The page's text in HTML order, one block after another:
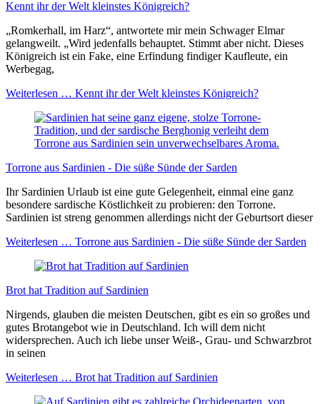
Kennt ihr der Welt kleinstes Königreich?
„Romkerhall, im Harz“, antwortete mir mein Schwager Elmar
gelangweilt. „Wird jedenfalls behauptet. Stimmt aber nicht. Dieses
Königreich ist ein Fake, eine Erfindung findiger Kaufleute, ein
Werbegag,
Weiterlesen … Kennt ihr der Welt kleinstes Königreich?
Torrone aus Sardinien - Die süße Sünde der Sarden
Ihr Sardinien Urlaub ist eine gute Gelegenheit, einmal eine ganz
besondere sardische Köstlichkeit zu probieren: den Torrone.
Sardinien ist streng genommen allerdings nicht der Geburtsort dieser
Weiterlesen … Torrone aus Sardinien - Die süße Sünde der Sarden
Brot hat Tradition auf Sardinien
Nirgends, glauben die meisten Deutschen, gibt es ein so großes und
gutes Brotangebot wie in Deutschland. Ich will dem nicht
widersprechen. Auch ich liebe unser Weiß-, Grau- und Schwarzbrot
in seinen
Weiterlesen … Brot hat Tradition auf Sardinien